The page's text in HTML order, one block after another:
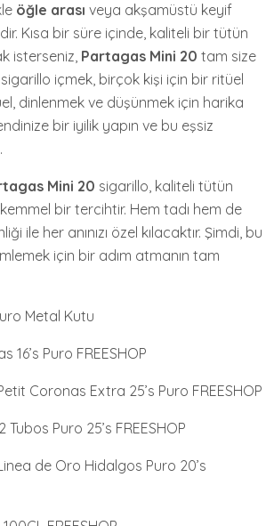
öğle arası veya akşamüstü keyif
Kısa bir süre içinde, kaliteli bir tütün
isterseniz, Partagas Mini 20 tam size
içmek, birçok kişi için bir ritüel
dinlenmek ve düşünmek için harika
bir iyilik yapın ve bu eşsiz
Mini 20 sigarillo, kaliteli tütün
bir tercihtir. Hem tadı hem de
ile her anınızı özel kılacaktır. Şimdi, bu
için bir adım atmanın tam
Metal Kutu
16’s Puro FREESHOP
Coronas Extra 25’s Puro FREESHOP
Puro 25’s FREESHOP
de Oro Hidalgos Puro 20’s